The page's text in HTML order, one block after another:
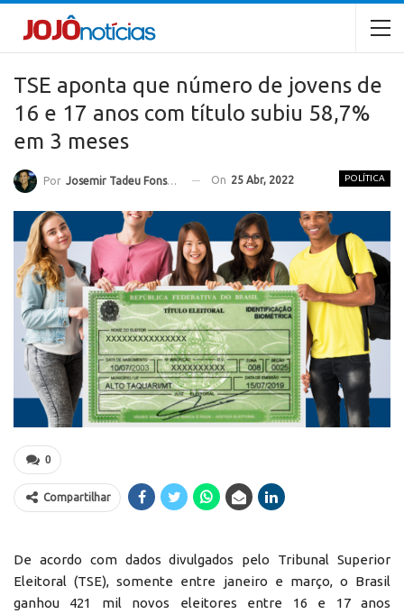
TSE aponta que número de jovens de
16 e 17 anos com título subiu 58,7%
em 3 meses
POLÍTICA
Por Josemir Tadeu Fonseca On 25 Abr, 2022
0
Compartilhar
De acordo com dados divulgados pelo Tribunal Superior
Eleitoral (TSE), somente entre janeiro e março, o Brasil
ganhou 421 mil novos eleitores entre 16 e 17 anos